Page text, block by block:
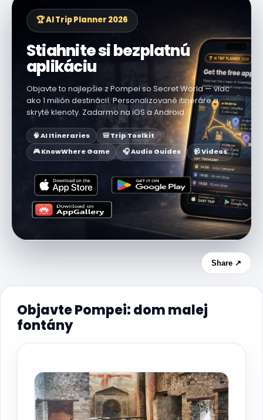
🏆 AI Trip Planner 2026
Stiahnite si bezplatnú
aplikáciu
Objavte to najlepšie z Pompei so Secret World — viac
ako 1 milión destinácií. Personalizované itineráre a
skryté klenoty. Zadarmo na iOS a Android.
🧠 AI Itineraries
🎒 Trip Toolkit
🎮 KnowWhere Game
🎧 Audio Guides 📹 Videos
Share ↗
Objavte Pompei: dom malej
fontány